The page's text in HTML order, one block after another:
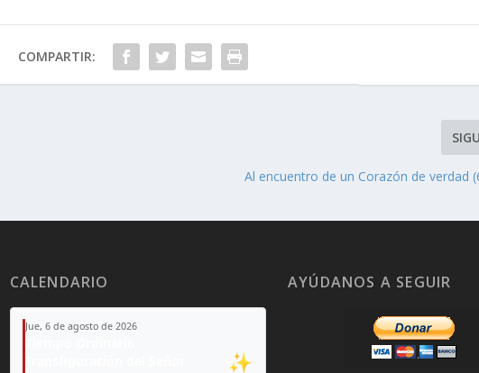
COMPARTIR:
Al encuentro de un Corazón de verdad
CALENDARIO
Jue, 6 de agosto de 2026
✨
AYÚDANOS A SEGUIR